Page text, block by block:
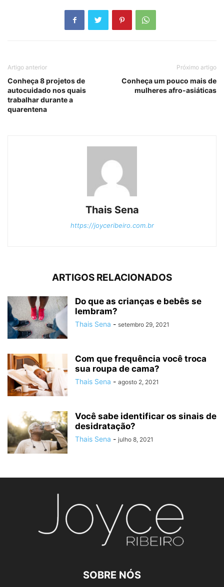
Artigo anterior
Conheça 8 projetos de
autocuidado nos quais
trabalhar durante a
quarentena
Próximo artigo
Conheça um pouco mais de
mulheres afro-asiáticas
Thais Sena
https://joyceribeiro.com.br
ARTIGOS RELACIONADOS
Do que as crianças e bebês se
lembram?
Thais Sena - setembro 29, 2021
Com que frequência você troca
sua roupa de cama?
Thais Sena - agosto 2, 2021
Você sabe identificar os sinais de
desidratação?
Thais Sena - julho 8, 2021
SOBRE NÓS